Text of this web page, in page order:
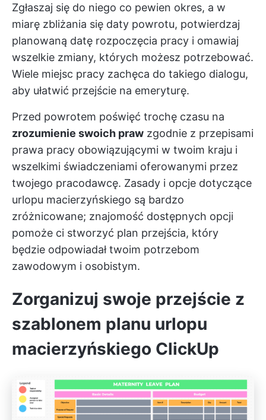
Zgłaszaj się do niego co pewien okres, a w
miarę zbliżania się daty powrotu, potwierdzaj
planowaną datę rozpoczęcia pracy i omawiaj
wszelkie zmiany, których możesz potrzebować.
Wiele miejsc pracy zachęca do takiego dialogu,
aby ułatwić przejście na emeryturę.
Przed powrotem poświęć trochę czasu na
zrozumienie swoich praw zgodnie z przepisami
prawa pracy obowiązującymi w twoim kraju i
wszelkimi świadczeniami oferowanymi przez
twojego pracodawcę. Zasady i opcje dotyczące
urlopu macierzyńskiego są bardzo
zróżnicowane; znajomość dostępnych opcji
pomoże ci stworzyć plan przejścia, który
będzie odpowiadał twoim potrzebom
zawodowym i osobistym.
Zorganizuj swoje przejście z
szablonem planu urlopu
macierzyńskiego ClickUp